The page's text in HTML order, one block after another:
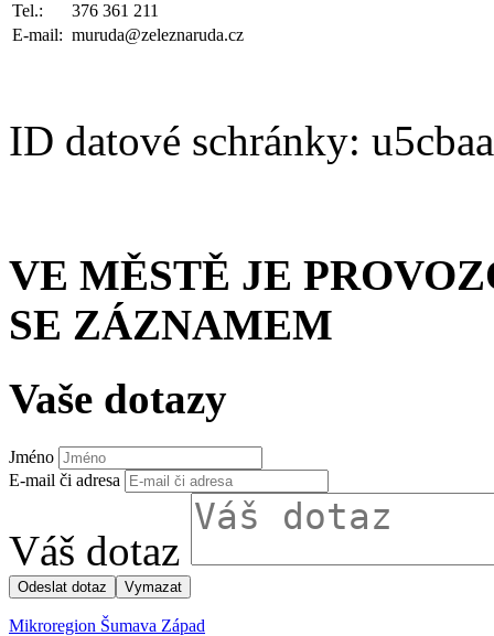
Tel.:
376 361 211
E-mail: muruda@zeleznaruda.cz
ID datové schránky:
VE MĚSTĚ JE
SE ZÁZNAMEM
Vaše dotazy
Jméno
E-mail či adresa
Váš dotaz
Mikroregion Šumava Západ